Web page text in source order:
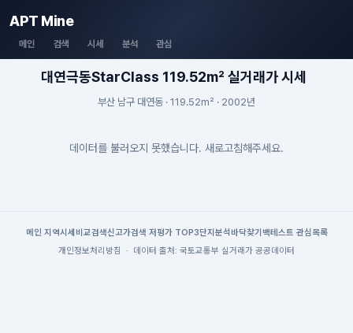
APT Mine
메인 검색 시세 분석 관심
대연극동StarClass 119.52m² 실거래가 시세
부산 남구 대연동 · 119.52m² · 2002년
데이터를 불러오지 못했습니다. 새로고침해주세요.
메인| 지역시세 비교검색신고가검색 저평가 TOP3단지분석 바닥찾기 백테스트 관심목록
개인정보처리방침
· 데이터 출처: 국토교통부 실거래가 공공데이터